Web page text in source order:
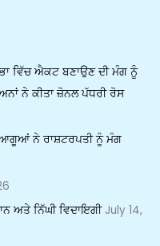
ਵਿੱਚ ਐਕਟ ਬਣਾਉਣ ਦੀ ਮੰਗ ਨੂੰ
ਨੇ ਕੀਤਾ ਜ਼ੋਨਲ ਪੱਧਰੀ ਰੋਸ
ਨੇ ਰਾਸ਼ਟਰਪਤੀ ਨੂੰ ਮੰਗ
ਅਤੇ ਨਿੱਘੀ ਵਿਦਾਇਗੀ July 14,